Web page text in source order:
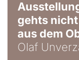
gehts
aus dem
Olaf